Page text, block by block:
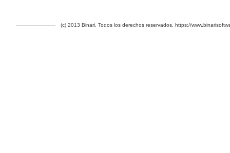
(c) 2013 Binari. Todos los derechos reservados. https://